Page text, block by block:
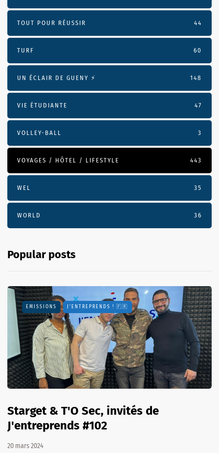
TOUT POUR RÉUSSIR 44
TURF 60
UN ÉCLAIR DE GUENY ⚡️ 148
VIE ÉTUDIANTE 47
VOLLEY-BALL 3
VOYAGES / HÔTEL / LIFESTYLE 443
WEL 35
WORLD 36
Popular posts
EMISSIONS J'ENTREPRENDS ! 🇫🇷
Starget & T'O Sec, invités de
J'entreprends #102
20 mars 2024